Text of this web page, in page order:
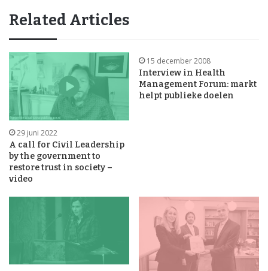
Related Articles
29 juni 2022
A call for Civil Leadership
by the government to
restore trust in society –
video
15 december 2008
Interview in Health
Management Forum: markt
helpt publieke doelen